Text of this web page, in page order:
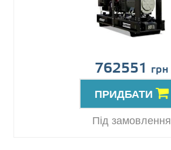
762551 грн
ПРИДБАТИ
Під замовлення